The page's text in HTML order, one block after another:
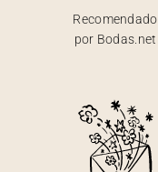
Recomendado
por Bodas.net